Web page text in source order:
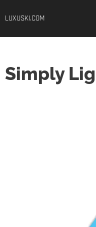
LUXUSKI.COM
Simply